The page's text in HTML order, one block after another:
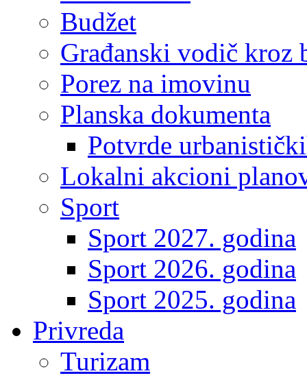
Budžet
Građanski vodič kroz
Porez na imovinu
Planska dokumenta
Potvrde
Lokalni akcioni
Sport
Sport 2027. godina
Sport 2026. godina
Sport 2025. godina
Privreda
Turizam